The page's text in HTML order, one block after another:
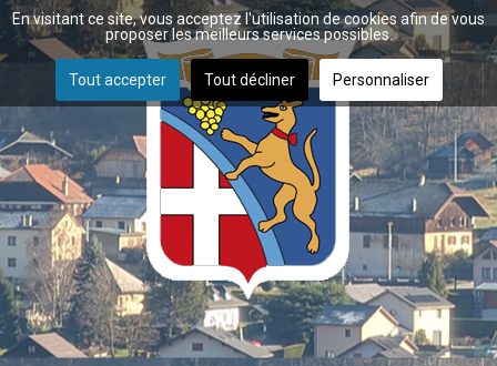
En visitant ce site, vous acceptez l'utilisation de cookies afin de vous
proposer les meilleurs services possibles.
Tout accepter Tout décliner Personnaliser